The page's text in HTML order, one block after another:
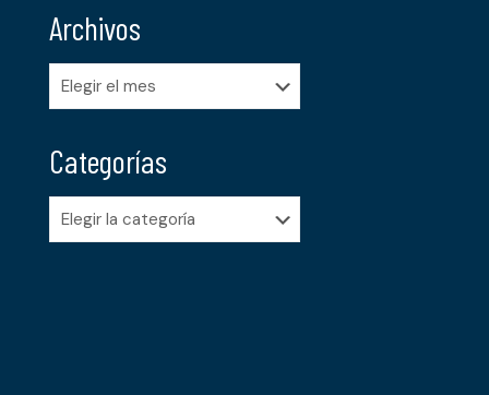
Archivos
Archivos
Categorías
Categorías